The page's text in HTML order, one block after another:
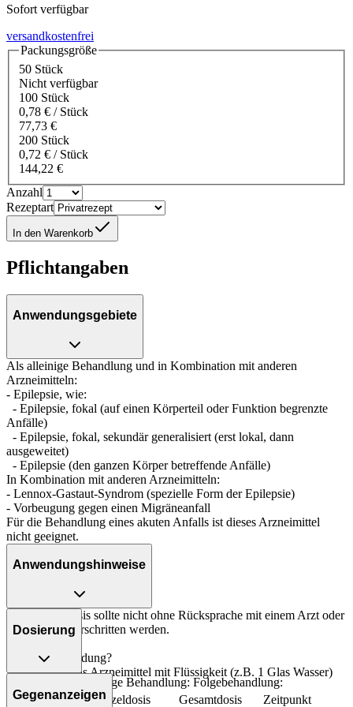
Sofort verfügbar
versandkostenfrei
Packungsgröße
50 Stück
Nicht verfügbar
100 Stück
0,78 € / Stück
77,73 €
200 Stück
0,72 € / Stück
144,22 €
Anzahl
Rezeptart
In den Warenkorb
Pflichtangaben
Anwendungsgebiete
Als alleinige Behandlung und in Kombination mit anderen
Arzneimitteln:
- Epilepsie, wie:
- Epilepsie, fokal (auf einen Körperteil oder Funktion begrenzte
Anfälle)
- Epilepsie, fokal, sekundär generalisiert (erst lokal, dann
ausgeweitet)
- Epilepsie (den ganzen Körper betreffende Anfälle)
In Kombination mit anderen Arzneimitteln:
- Lennox-Gastaut-Syndrom (spezielle Form der Epilepsie)
- Vorbeugung gegen einen Migräneanfall
Für die Behandlung eines akuten Anfalls ist dieses Arzneimittel
nicht geeignet.
Anwendungshinweise
Die Gesamtdosis sollte nicht ohne Rücksprache mit einem Arzt oder
Apotheker überschritten werden.
Art der Anwendung?
Nehmen Sie das Arzneimittel mit Flüssigkeit (z.B. 1 Glas Wasser)
Dosierung
Epilepsie - als alleinige Behandlung: Folgebehandlung:
Personenkreis
Einzeldosis Gesamtdosis Zeitpunkt
Gegenanzeigen